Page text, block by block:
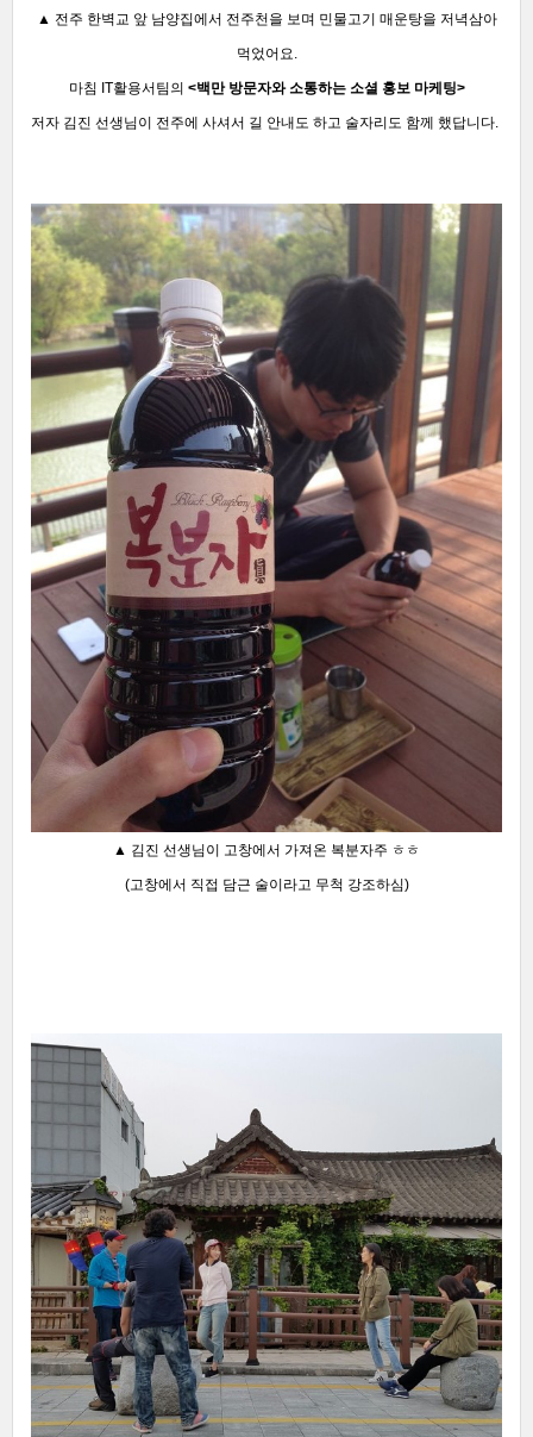
▲ 전주 한벽교 앞 남양집에서 전주천을 보며 민물고기 매운탕을 저녁삼아
먹었어요.
마침 IT활용서팀의 <백만 방문자와 소통하는 소셜 홍보 마케팅>
저자 김진 선생님이 전주에 사셔서 길 안내도 하고 술자리도 함께 했답니다.
▲ 김진 선생님이 고창에서 가져온 복분자주 ㅎㅎ
(고창에서 직접 담근 술이라고 무척 강조하심)